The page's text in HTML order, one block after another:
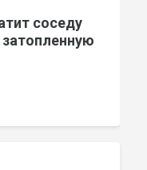
соседу
затопленную